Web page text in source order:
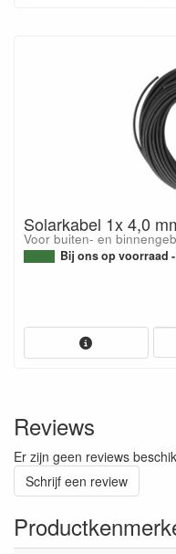
Solarkabel 1x 4,0
Voor buiten- en
Bij ons op voorraad
Reviews
Er zijn geen reviews
Schrijf een review